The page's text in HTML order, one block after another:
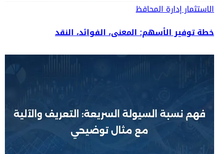
الاستثمارإدارة المحافظ
خطة توفير الأسهم: المعنى، الفوائد، النقد